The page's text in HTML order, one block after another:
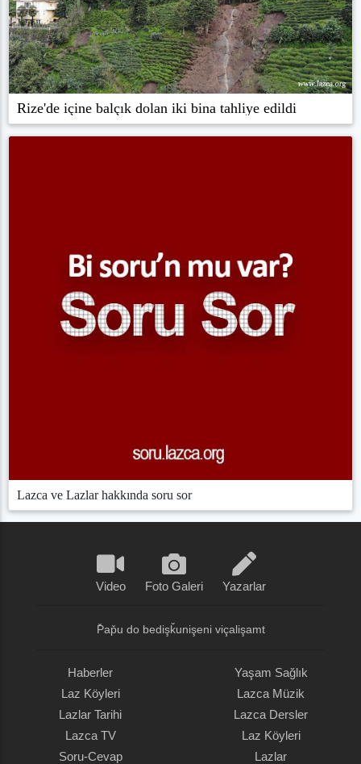
Rize'de içine balçık dolan iki bina tahliye edildi
Lazca ve Lazlar hakkında soru sor
Video Foto Galeri Yazarlar
P̌ap̌u do bedişǩunişeni viçalişamt
Haberler
Laz Köyleri
Lazlar Tarihi
Lazca TV
Soru-Cevap
Yaşam Sağlık
Lazca Müzik
Lazca Dersler
Laz Köyleri
Lazlar